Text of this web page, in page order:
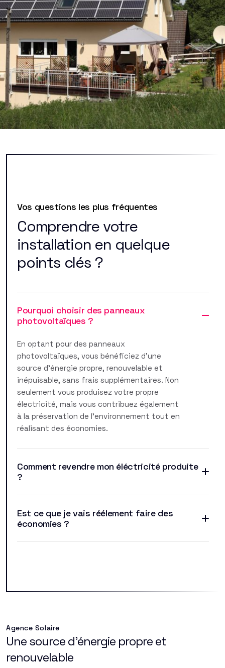
Vos questions les plus fréquentes
Comprendre votre
installation en quelque
points clés ?
Pourquoi choisir des panneaux
photovoltaïques ?
En optant pour des panneaux
photovoltaïques, vous bénéficiez d'une
source d'énergie propre, renouvelable et
inépuisable, sans frais supplémentaires. Non
seulement vous produisez votre propre
électricité, mais vous contribuez également
à la préservation de l'environnement tout en
réalisant des économies.
Comment revendre mon éléctricité produite
?
Est ce que je vais réélement faire des
économies ?
Agence Solaire
Une source d'énergie propre et
renouvelable